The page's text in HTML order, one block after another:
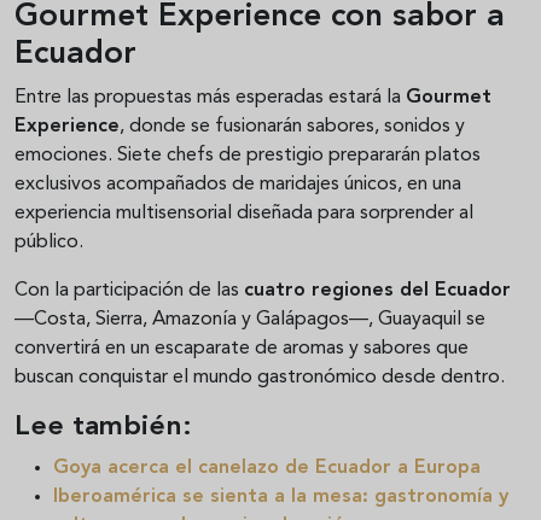
Gourmet Experience con sabor a
Ecuador
Entre las propuestas más esperadas estará la Gourmet
Experience, donde se fusionarán sabores, sonidos y
emociones. Siete chefs de prestigio prepararán platos
exclusivos acompañados de maridajes únicos, en una
experiencia multisensorial diseñada para sorprender al
público.
Con la participación de las cuatro regiones del Ecuador
—Costa, Sierra, Amazonía y Galápagos—, Guayaquil se
convertirá en un escaparate de aromas y sabores que
buscan conquistar el mundo gastronómico desde dentro.
Lee también:
Goya acerca el canelazo de Ecuador a Europa
Iberoamérica se sienta a la mesa: gastronomía y